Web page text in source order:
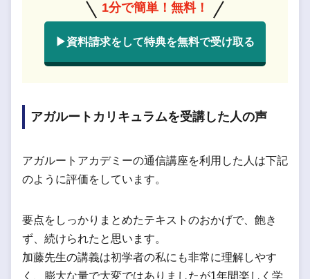
1分で簡単！無料！
▶資料請求をして特典を無料で受け取る
アガルートカリキュラムを受講した人の声
アガルートアカデミーの通信講座を利用した人は下記
のように評価をしています。
要点をしっかりまとめたテキストのおかげで、飽き
ず、続けられたと思います。
加藤先生の講義は初学者の私にも非常に理解しやす
く、膨大な量で大変ではありましたが1年間楽しく学